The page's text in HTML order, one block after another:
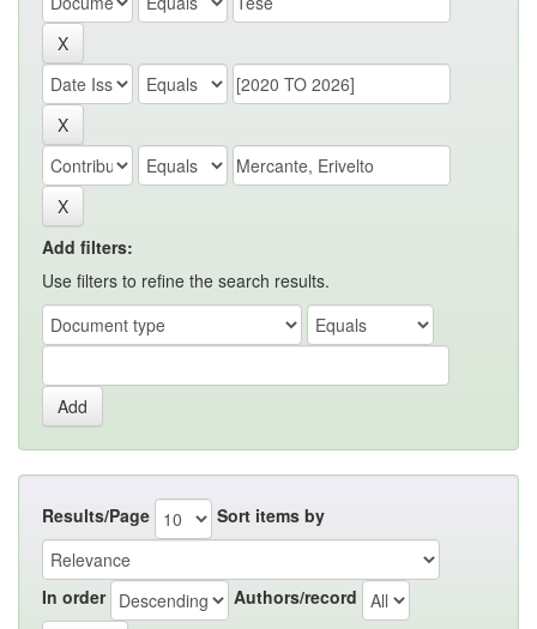
Add filters:
Use filters to refine the search results.
Results/Page Sort items by
In order Authors/record